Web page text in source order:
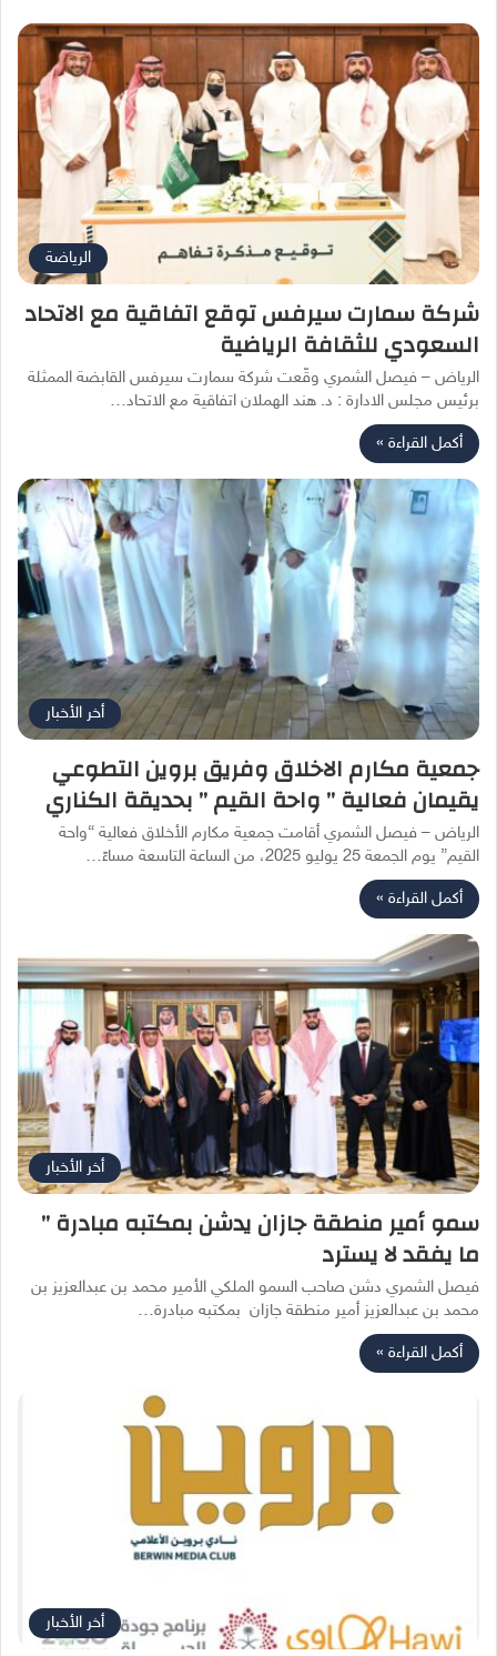
الرياضة
شركة سمارت سيرفس توقع اتفاقية مع الاتحاد
السعودي للثقافة الرياضية
الرياض – فيصل الشمري وقّعت شركة سمارت سيرفس القابضة الممثلة
برئيس مجلس الادارة : د. هند الهملان اتفاقية مع الاتحاد…
أكمل القراءة »
أخر الأخبار
جمعية مكارم الاخلاق وفريق بروين التطوعي
يقيمان فعالية ” واحة القيم ” بحديقة الكناري
الرياض – فيصل الشمري أقامت جمعية مكارم الأخلاق فعالية “واحة
القيم” يوم الجمعة 25 يوليو 2025، من الساعة التاسعة مساءً…
أكمل القراءة »
أخر الأخبار
سمو أمير منطقة جازان يدشن‬⁩ بمكتبه مبادرة ”
ما يفقد لا يسترد
فيصل الشمري دشن صاحب السمو الملكي الأمير محمد بن عبدالعزيز بن
محمد بن عبدالعزيز أمير منطقة جازان ‬⁩ بمكتبه مبادرة…
أكمل القراءة »
أخر الأخبار